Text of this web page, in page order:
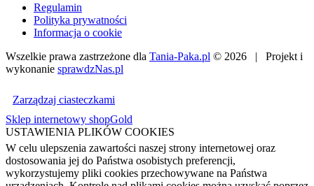
Regulamin
Polityka prywatności
Informacja o cookie
Wszelkie prawa zastrzeżone dla Tania-Paka.pl © 2026 | Projekt i
wykonanie sprawdzNas.pl
Zarządzaj ciasteczkami
Sklep internetowy shopGold
USTAWIENIA PLIKÓW COOKIES
W celu ulepszenia zawartości naszej strony internetowej oraz
dostosowania jej do Państwa osobistych preferencji,
wykorzystujemy pliki cookies przechowywane na Państwa